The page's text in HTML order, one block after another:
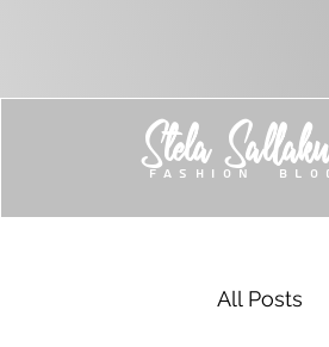
Stela Sallaku
FASHION
All Posts